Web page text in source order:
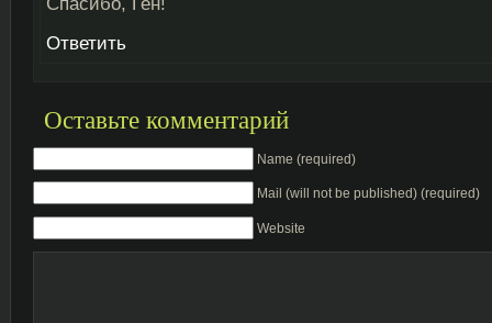
Ответить
Оставьте комментарий
Name (required)
Mail (will not be published) (required)
Website